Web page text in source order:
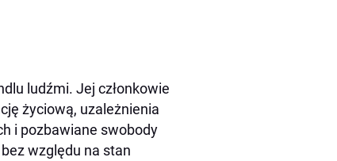
ludźmi. Jej członkowie
życiową, uzależnienia
i pozbawiane swobody
względu na stan